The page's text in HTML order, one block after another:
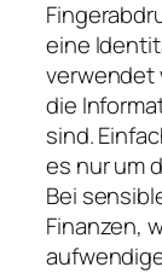
eine
verwendet
die
sind.
es nur um
Bei
Finanzen,